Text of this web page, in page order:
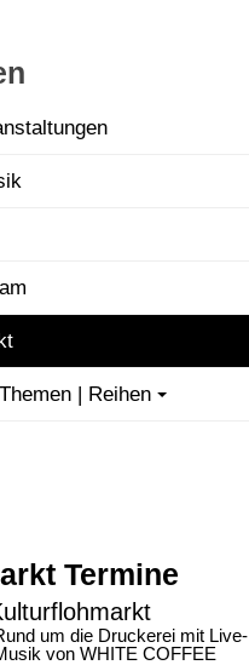
| Reihen
Termine
um die Druckerei mit Live-
von WHITE COFFEE